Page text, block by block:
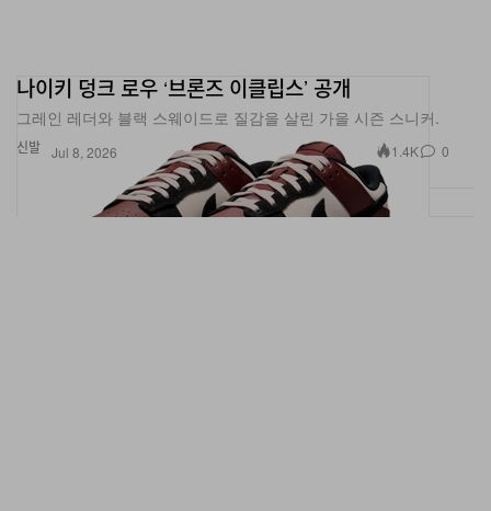
신발
나이키 덩크 로우 ‘브론즈 이클립스’ 공개
그레인 레더와 블랙 스웨이드로 질감을 살린 가을 시즌 스니커.
Jul 8, 2026 1.4K 0